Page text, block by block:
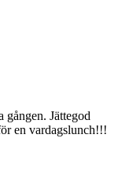
Jättegod
en vardagslunch!!!